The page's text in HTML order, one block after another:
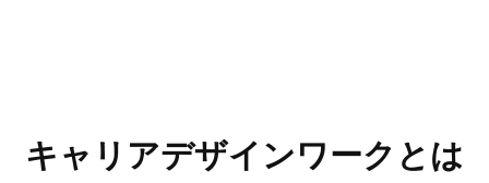
キャリアデザインワークとは